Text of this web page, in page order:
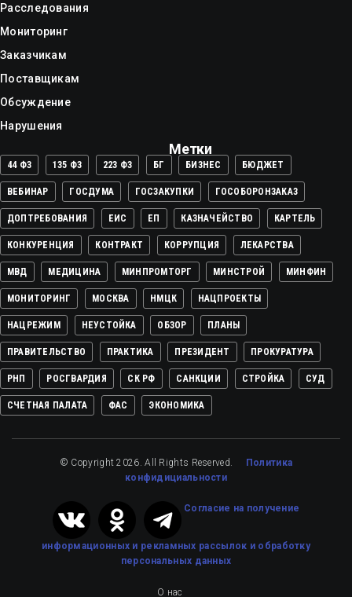
Расследования
Мониторинг
Заказчикам
Поставщикам
Обсуждение
Нарушения
Метки
44 ФЗ 135 ФЗ 223 ФЗ БГ БИЗНЕС БЮДЖЕТ
ВЕБИНАР ГОСДУМА ГОСЗАКУПКИ ГОСОБОРОНЗАКАЗ
ДОПТРЕБОВАНИЯ ЕИС ЕП КАЗНАЧЕЙСТВО КАРТЕЛЬ
КОНКУРЕНЦИЯ КОНТРАКТ КОРРУПЦИЯ ЛЕКАРСТВА
МВД МЕДИЦИНА МИНПРОМТОРГ МИНСТРОЙ МИНФИН
МОНИТОРИНГ МОСКВА НМЦК НАЦПРОЕКТЫ
НАЦРЕЖИМ НЕУСТОЙКА ОБЗОР ПЛАНЫ
ПРАВИТЕЛЬСТВО ПРАКТИКА ПРЕЗИДЕНТ ПРОКУРАТУРА
РНП РОСГВАРДИЯ СК РФ САНКЦИИ СТРОЙКА СУД
СЧЕТНАЯ ПАЛАТА ФАС ЭКОНОМИКА
© Copyright 2026. All Rights Reserved. Политика
конфидициальности
Cогласие на получение
информационных и рекламных рассылок и обработку
персональных данных
О нас